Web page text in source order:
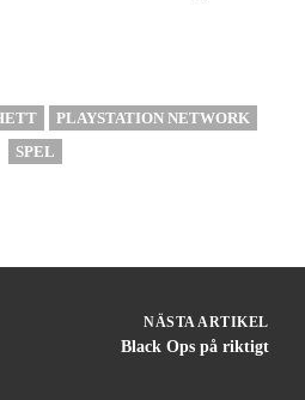
PLAYSTATION NETWORK
SPEL
NÄSTA ARTIKEL
Black Ops på riktigt